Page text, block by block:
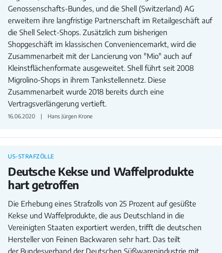
Genossenschafts-Bundes, und die Shell (Switzerland) AG
erweitern ihre langfristige Partnerschaft im Retailgeschäft auf
die Shell Select-Shops. Zusätzlich zum bisherigen
Shopgeschäft im klassischen Conveniencemarkt, wird die
Zusammenarbeit mit der Lancierung von "Mio" auch auf
Kleinstflächenformate ausgeweitet. Shell führt seit 2008
Migrolino-Shops in ihrem Tankstellennetz. Diese
Zusammenarbeit wurde 2018 bereits durch eine
Vertragsverlängerung vertieft.
16.06.2020 Hans Jürgen Krone
US-STRAFZÖLLE
Deutsche Kekse und Waffelprodukte
hart getroffen
Die Erhebung eines Strafzolls von 25 Prozent auf gesüßte
Kekse und Waffelprodukte, die aus Deutschland in die
Vereinigten Staaten exportiert werden, trifft die deutschen
Hersteller von Feinen Backwaren sehr hart. Das teilt
der Bundesverband der Deutschen Süßwarenindustrie mit.